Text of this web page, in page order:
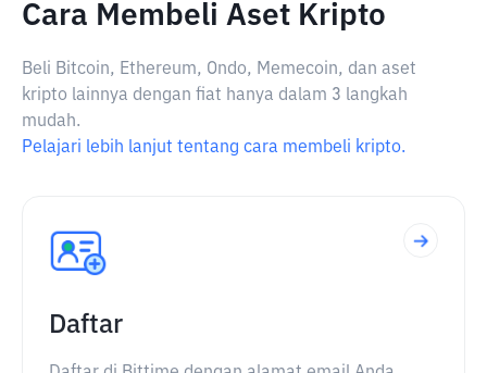
Cara Membeli Aset Kripto
Beli Bitcoin, Ethereum, Ondo, Memecoin, dan aset
kripto lainnya dengan fiat hanya dalam 3 langkah
mudah.
Pelajari lebih lanjut tentang cara membeli kripto.
Daftar